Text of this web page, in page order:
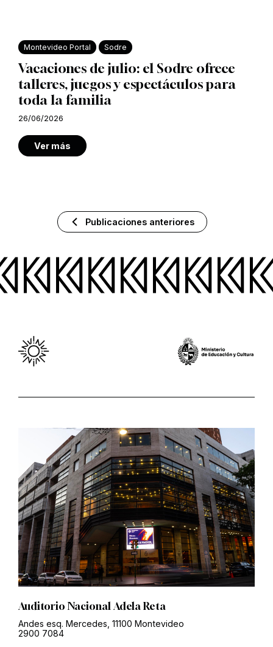
Montevideo Portal Sodre
Vacaciones de julio: el Sodre ofrece
talleres, juegos y espectáculos para
toda la familia
26/06/2026
Ver más
Publicaciones anteriores
Auditorio Nacional Adela Reta
Andes esq. Mercedes, 11100 Montevideo
2900 7084